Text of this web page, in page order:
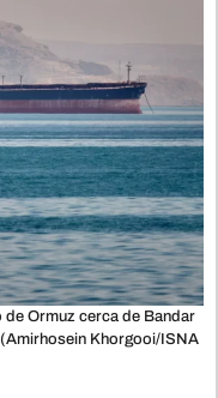
de Ormuz cerca de Bandar
Khorgooi/ISNA